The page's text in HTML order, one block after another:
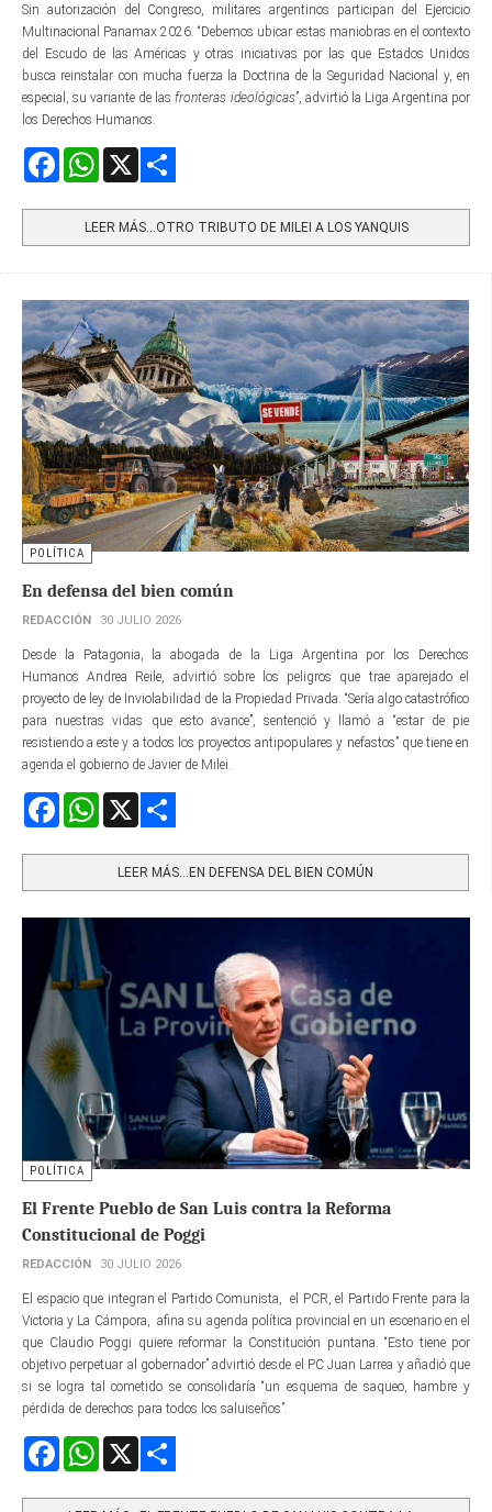
Sin autorización del Congreso, militares argentinos participan del Ejercicio
Multinacional Panamax 2026. “Debemos ubicar estas maniobras en el contexto
del Escudo de las Américas y otras iniciativas por las que Estados Unidos
busca reinstalar con mucha fuerza la Doctrina de la Seguridad Nacional y, en
especial, su variante de lasfronteras ideológicas”, advirtió la Liga Argentina por
los Derechos Humanos.
FacebookWhatsApp
LEER MÁS…OTRO TRIBUTO DE MILEI A LOS YANQUIS
POLÍTICA
En defensa del bien común
REDACCIÓN 30 JULIO 2026
Desde la Patagonia, la abogada de la Liga Argentina por los Derechos
Humanos Andrea Reile, advirtió sobre los peligros que trae aparejado el
proyecto de ley de Inviolabilidad de la Propiedad Privada. “Sería algo catastrófico
para nuestras vidas que esto avance”, sentenció y llamó a “estar de pie
resistiendo a este y a todos los proyectos antipopulares y nefastos” que tiene en
agenda el gobierno de Javier de Milei.
FacebookWhatsApp
LEER MÁS…EN DEFENSA DEL BIEN COMÚN
POLÍTICA
El Frente Pueblo de San Luis contra la Reforma
Constitucional de Poggi
REDACCIÓN 30 JULIO 2026
El espacio que integran el Partido Comunista, el PCR, el Partido Frente para la
Victoria y La Cámpora, afina su agenda política provincial en un escenario en el
que Claudio Poggi quiere reformar la Constitución puntana. “Esto tiene por
objetivo perpetuar al gobernador” advirtió desde el PC Juan Larrea y añadió que
si se logra tal cometido se consolidaría “un esquema de saqueo, hambre y
pérdida de derechos para todos los saluiseños”.
FacebookWhatsApp